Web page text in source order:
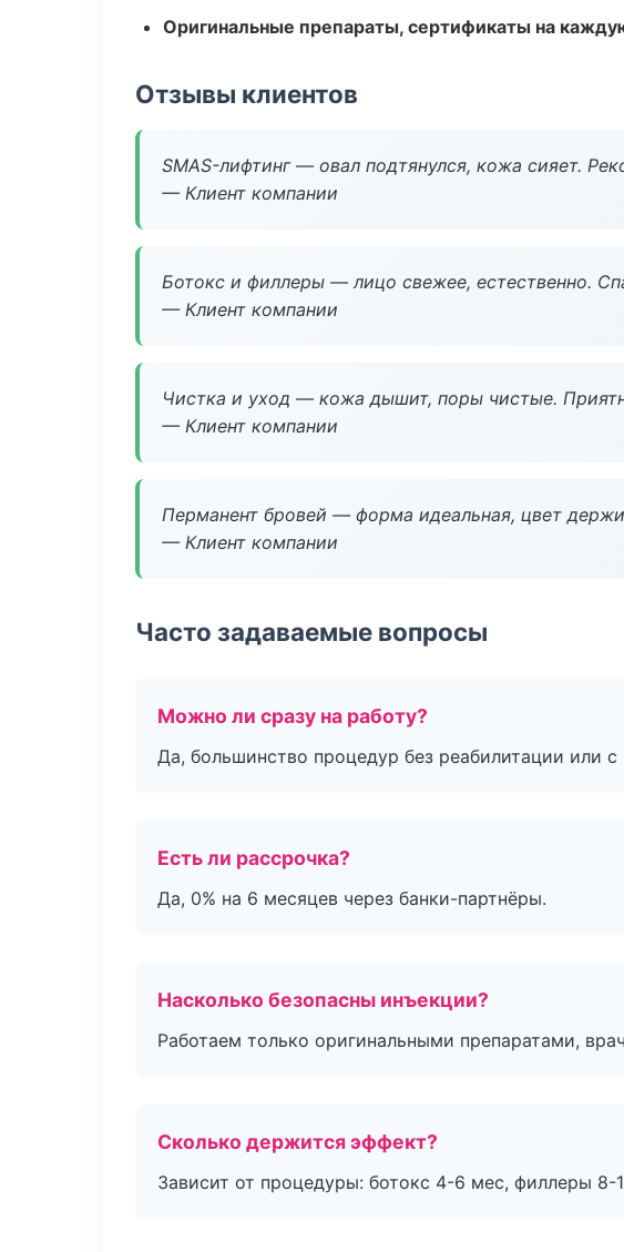
Оригинальные препараты, сертификаты на
Отзывы клиентов
SMAS-лифтинг — овал подтянулся, кожа сияет.
— Клиент компании
Ботокс и филлеры — лицо свежее, естественно.
— Клиент компании
Чистка и уход — кожа дышит, поры чистые.
— Клиент компании
Перманент бровей — форма идеальная, цвет
— Клиент компании
Часто задаваемые вопросы
Можно ли сразу на работу?
Да, большинство процедур без реабилитации или
Есть ли рассрочка?
Да, 0% на 6 месяцев через банки-партнёры.
Насколько безопасны инъекции?
Работаем только оригинальными препаратами,
Сколько держится эффект?
Зависит от процедуры: ботокс 4-6 мес, филлеры